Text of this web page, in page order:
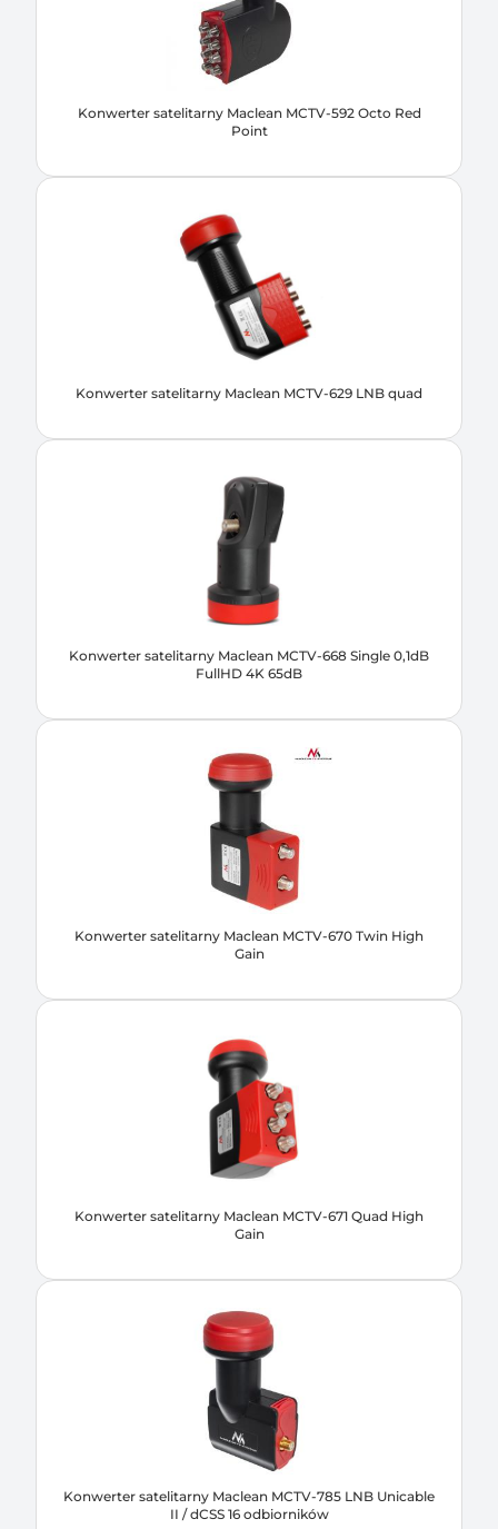
Konwerter satelitarny Maclean MCTV-592 Octo Red
Point
Konwerter satelitarny Maclean MCTV-629 LNB quad
Konwerter satelitarny Maclean MCTV-668 Single 0,1dB
FullHD 4K 65dB
Konwerter satelitarny Maclean MCTV-670 Twin High
Gain
Konwerter satelitarny Maclean MCTV-671 Quad High
Gain
Konwerter satelitarny Maclean MCTV-785 LNB Unicable
II / dCSS 16 odbiorników